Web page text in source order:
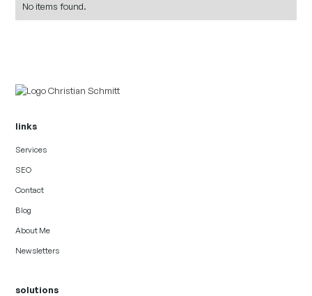
No items found.
links
Services
SEO
Contact
Blog
About Me
Newsletters
solutions